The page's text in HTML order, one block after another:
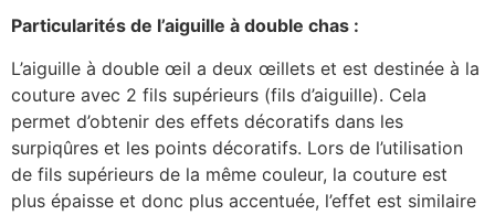
Particularités de l’aiguille à double chas :
L’aiguille à double œil a deux œillets et est destinée à la
couture avec 2 fils supérieurs (fils d’aiguille). Cela
permet d’obtenir des effets décoratifs dans les
surpiqûres et les points décoratifs. Lors de l’utilisation
de fils supérieurs de la même couleur, la couture est
plus épaisse et donc plus accentuée, l’effet est similaire